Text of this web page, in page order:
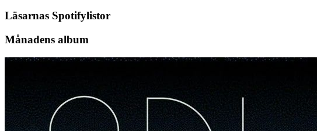
Läsarnas Spotifylistor
Månadens album